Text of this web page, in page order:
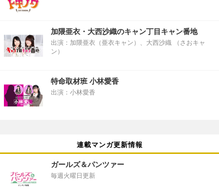
加隈亜衣・大西沙織のキャン丁目キャン番地
出演：加隈亜衣（亜衣キャン）、大西沙織 （さおキャ
ン）
特命取材班 小林愛香
出演：小林愛香
連載マンガ更新情報
ガールズ＆パンツァー
毎週火曜日更新